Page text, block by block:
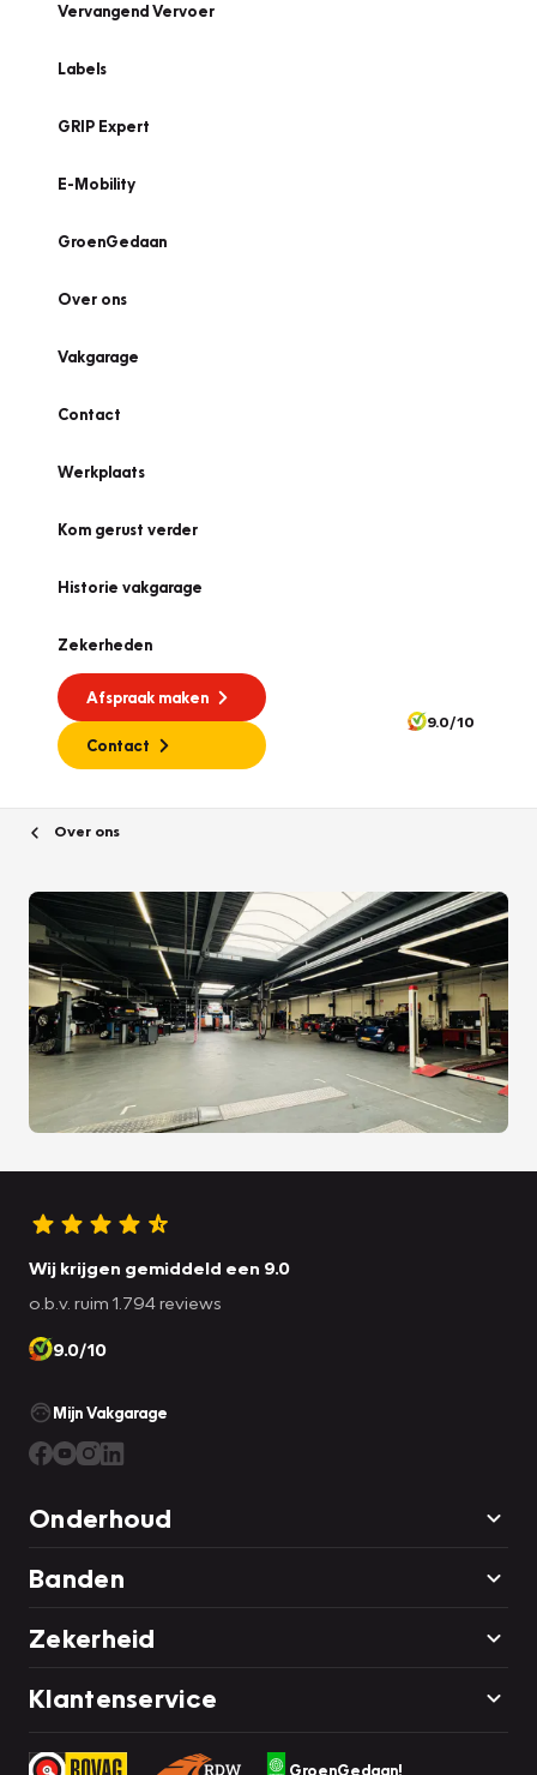
Vervangend Vervoer
Labels
GRIP Expert
E-Mobility
GroenGedaan
Over ons
Vakgarage
Contact
Werkplaats
Kom gerust verder
Historie vakgarage
Zekerheden
Afspraak maken
Contact
9.0/10
Over ons
Wij krijgen gemiddeld een 9.0
o.b.v. ruim 1.794 reviews
9.0/10
Mijn Vakgarage
Onderhoud
Banden
Zekerheid
Klantenservice
GroenGedaan!